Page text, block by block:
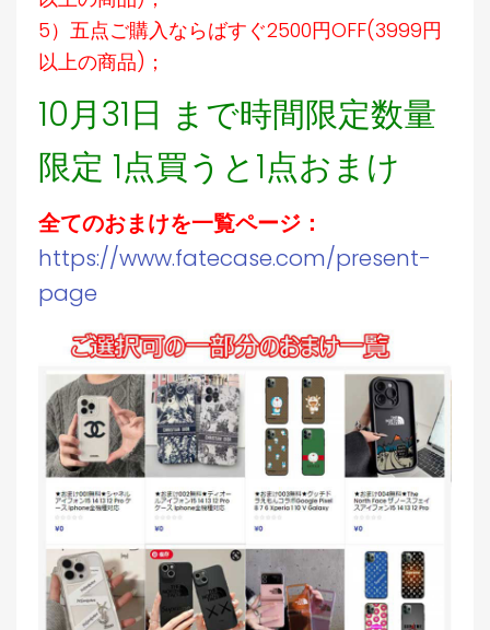
5）五点ご購入ならばすぐ2500円OFF(3999円
以上の商品)；
10月31日 まで時間限定数量
限定 1点買うと1点おまけ
全てのおまけを一覧ページ：
https://www.fatecase.com/present-
page